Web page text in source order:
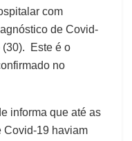
com
de Covid-
(30). Este é o
no
informa que até as
Covid-19 haviam